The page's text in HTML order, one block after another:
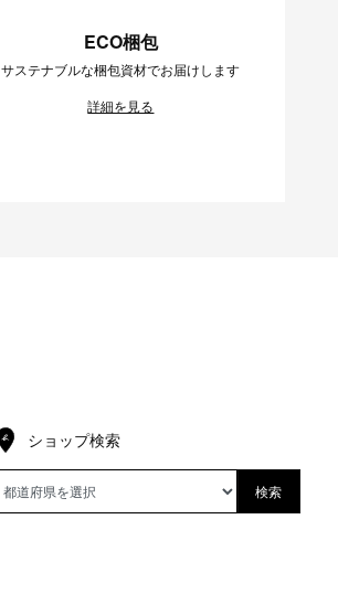
ECO梱包
サステナブルな梱包資材でお届けします
詳細を見る
ショップ検索
検索